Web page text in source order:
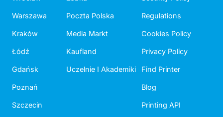
Warszawa
Kraków
Łódź
Gdańsk
Poznań
Szczecin
Poczta Polska
Media Markt
Kaufland
Uczelnie I Akademiki
Regulations
Cookies Policy
Privacy Policy
Find Printer
Blog
Printing API